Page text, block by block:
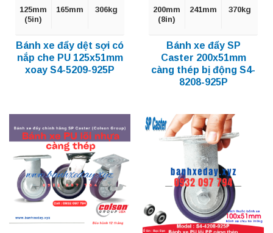
125mm
(5in)
165mm 306kg
Bánh xe đẩy dệt sợi có
nắp che PU 125x51mm
xoay S4-5209-925P
200mm
(8in)
241mm 370kg
Bánh xe đẩy SP
Caster 200x51mm
càng thép bị động S4-
8208-925P